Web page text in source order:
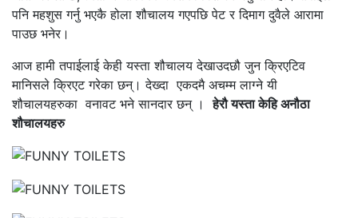
पनि महशुस गर्नु भएकै होला शौचालय गएपछि पेट र दिमाग दुवैले आरामा
पाउछ भनेर।
आज हामी तपाईलाई केही यस्ता शौचालय देखाउदछौ जुन क्रिएटिव
मानिसले क्रिएट गरेका छन्। देख्‍दा एकदमै अचम्म लाग्ने यी
शौचालयहरुका वनावट भने सानदार छन् ।हेरौ यस्ता केहि अनौठा
शौचालयहरु